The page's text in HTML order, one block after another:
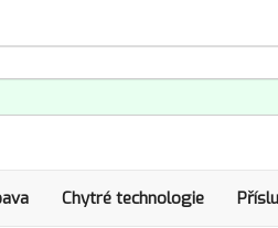
Chytré technologie